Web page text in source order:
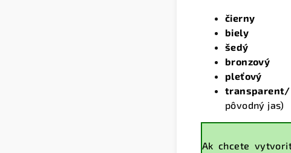
čierny
biely
šedý
bronzový
pleťový
pôvodný jas)
Ak chcete